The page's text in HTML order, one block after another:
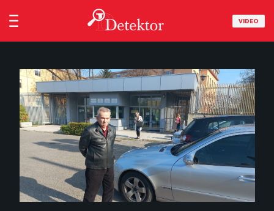
VIDEO